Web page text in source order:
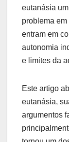
eutanásia um
problema
entram em
autonomia
e limites da
Este artigo
eutanásia,
argumentos